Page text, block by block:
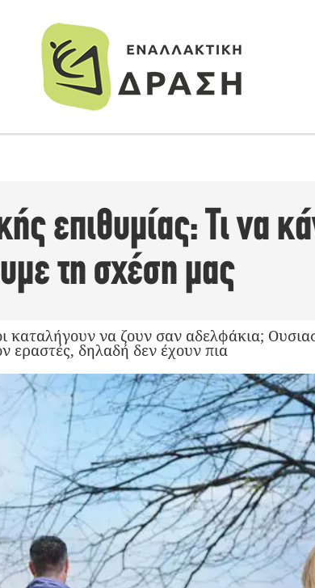
επιθυμίας: Τι να
τη σχέση μας
καταλήγουν να ζουν σαν αδελφάκια;
εραστές, δηλαδή δεν έχουν πια